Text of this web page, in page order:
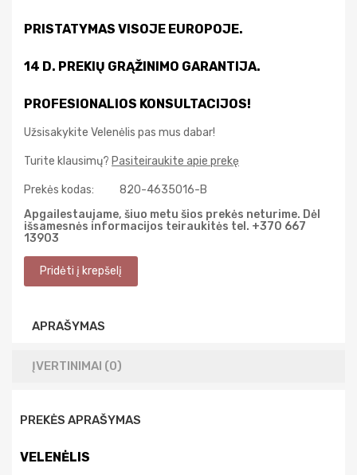
PRISTATYMAS VISOJE EUROPOJE.
14 D. PREKIŲ GRĄŽINIMO GARANTIJA.
PROFESIONALIOS KONSULTACIJOS!
Užsisakykite Velenėlis pas mus dabar!
Turite klausimų? Pasiteiraukite apie prekę
Prekės kodas:
820-4635016-B
Apgailestaujame, šiuo metu šios prekės neturime. Dėl
išsamesnės informacijos teiraukitės tel. +370 667
13903
APRAŠYMAS
ĮVERTINIMAI (0)
PREKĖS APRAŠYMAS
VELENĖLIS